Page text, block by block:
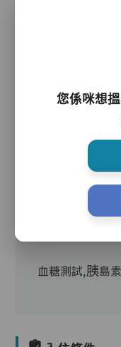
電動床,氣
護理評估、執
血糖測試,胰島
您係咪想